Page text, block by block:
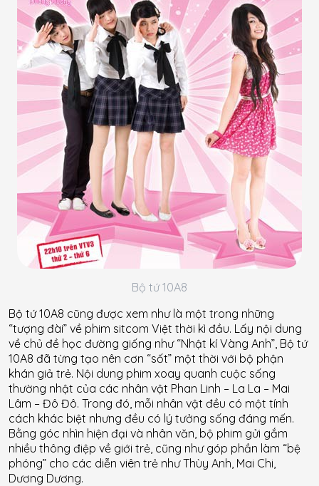
Bộ tứ 10A8
Bộ tứ 10A8 cũng được xem như là một trong những
“tượng đài” về phim sitcom Việt thời kì đầu. Lấy nội dung
về chủ đề học đường giống như “Nhật kí Vàng Anh”, Bộ tứ
10A8 đã từng tạo nên cơn “sốt” một thời với bộ phận
khán giả trẻ. Nội dung phim xoay quanh cuộc sống
thường nhật của các nhân vật Phan Linh – La La – Mai
Lâm – Đô Đô. Trong đó, mỗi nhân vật đều có một tính
cách khác biệt nhưng đều có lý tưởng sống đáng mến.
Bằng góc nhìn hiện đại và nhân văn, bộ phim gửi gắm
nhiều thông điệp về giới trẻ, cũng như góp phần làm “bệ
phóng” cho các diễn viên trẻ như Thùy Anh, Mai Chi,
Dương Dương.